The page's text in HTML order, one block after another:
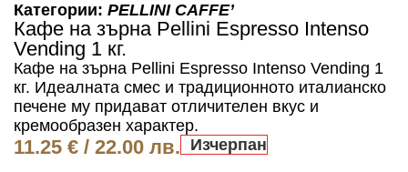
Категории: PELLINI CAFFE’
Кафе на зърна Pellini Espresso Intenso
Vending 1 кг.
Кафе на зърна Pellini Espresso Intenso Vending 1
кг. Идеалната смес и традиционното италианско
печене му придават отличителен вкус и
кремообразен характер.
11.25 € / 22.00 лв. Изчерпан